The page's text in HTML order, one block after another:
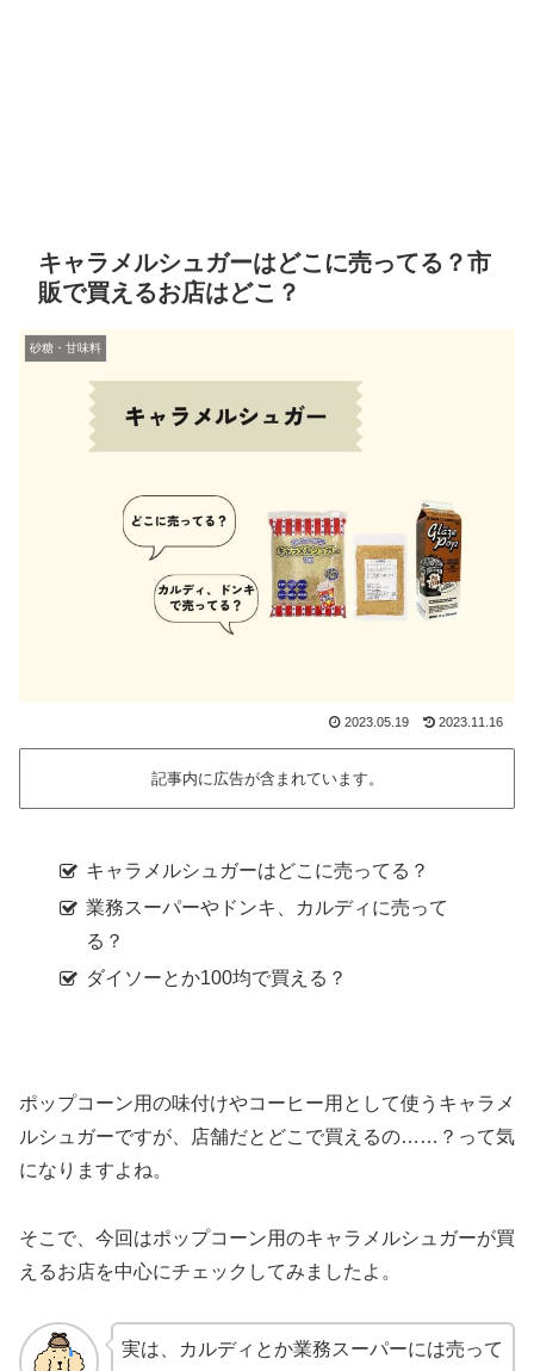
キャラメルシュガーはどこに売ってる？市
販で買えるお店はどこ？
砂糖・甘味料
2023.05.19 2023.11.16
記事内に広告が含まれています。
キャラメルシュガーはどこに売ってる？
業務スーパーやドンキ、カルディに売って
る？
ダイソーとか100均で買える？
ポップコーン用の味付けやコーヒー用として使うキャラメ
ルシュガーですが、店舗だとどこで買えるの……？って気
になりますよね。
そこで、今回はポップコーン用のキャラメルシュガーが買
えるお店を中心にチェックしてみましたよ。
実は、カルディとか業務スーパーには売って